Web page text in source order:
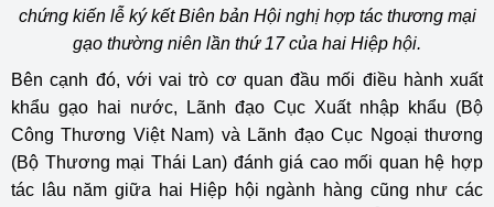
chứng kiến lễ ký kết Biên bản Hội nghị hợp tác thương mại
gạo thường niên lần thứ 17 của hai Hiệp hội.
Bên cạnh đó, với vai trò cơ quan đầu mối điều hành xuất
khẩu gạo hai nước, Lãnh đạo Cục Xuất nhập khẩu (Bộ
Công Thương Việt Nam) và Lãnh đạo Cục Ngoại thương
(Bộ Thương mại Thái Lan) đánh giá cao mối quan hệ hợp
tác lâu năm giữa hai Hiệp hội ngành hàng cũng như các